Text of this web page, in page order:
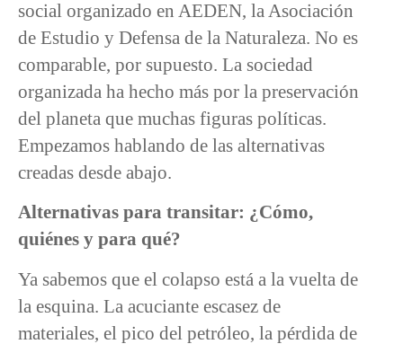
social organizado en AEDEN, la Asociación
de Estudio y Defensa de la Naturaleza. No es
comparable, por supuesto. La sociedad
organizada ha hecho más por la preservación
del planeta que muchas figuras políticas.
Empezamos hablando de las alternativas
creadas desde abajo.
Alternativas para transitar: ¿Cómo,
quiénes y para qué?
Ya sabemos que el colapso está a la vuelta de
la esquina. La acuciante escasez de
materiales, el pico del petróleo, la pérdida de